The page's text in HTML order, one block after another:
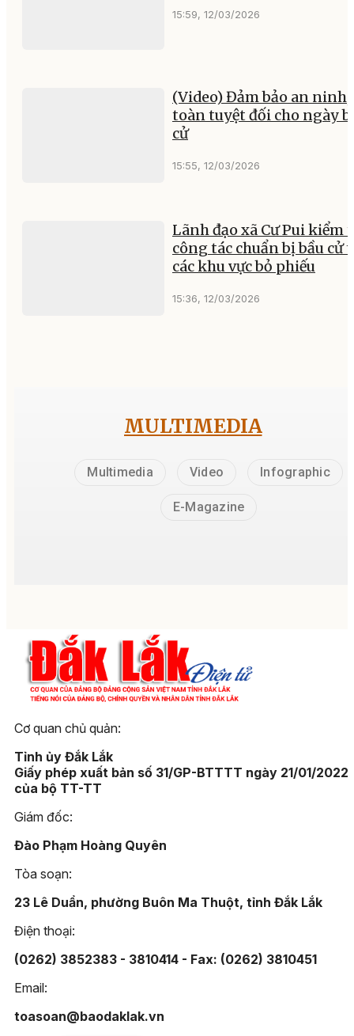
15:59, 12/03/2026
(Video) Đảm bảo an ninh,
toàn tuyệt đối cho ngày
cử
15:55, 12/03/2026
Lãnh đạo xã Cư Pui kiểm
công tác chuẩn bị bầu cử
các khu vực bỏ phiếu
15:36, 12/03/2026
MULTIMEDIA
Multimedia Video Infographic
E-Magazine
Cơ quan chủ quản:
Tỉnh ủy Đắk Lắk
Giấy phép xuất bản số 31/GP-BTTTT ngày 21/01/2022
của bộ TT-TT
Giám đốc:
Đào Phạm Hoàng Quyên
Tòa soạn:
23 Lê Duẩn, phường Buôn Ma Thuột, tỉnh Đắk Lắk
Điện thoại:
(0262) 3852383 - 3810414 - Fax: (0262) 3810451
Email:
toasoan@baodaklak.vn